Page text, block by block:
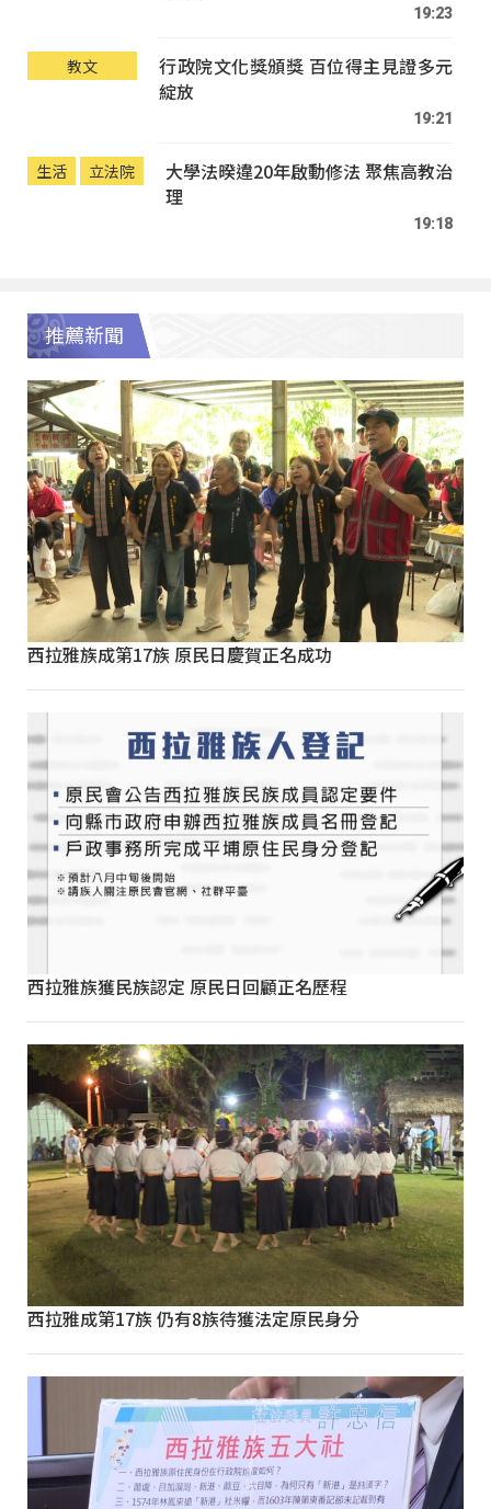
19:23
教文
行政院文化獎頒獎 百位得主見證多元
綻放
19:21
生活 立法院
大學法暌違20年啟動修法 聚焦高教治
理
19:18
推薦新聞
西拉雅族成第17族 原民日慶賀正名成功
西拉雅族獲民族認定 原民日回顧正名歷程
西拉雅成第17族 仍有8族待獲法定原民身分